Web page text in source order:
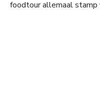
foodtour allemaal stamp